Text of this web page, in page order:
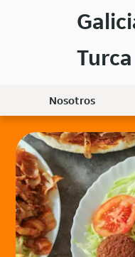
Turca
Nosotros